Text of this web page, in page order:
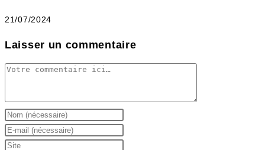
21/07/2024
Laisser un commentaire
Comment
Enter
your
name
Enter
your
Saisir